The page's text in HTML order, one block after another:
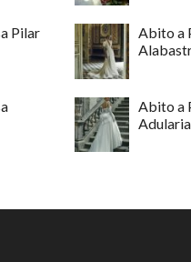
Pilar
Abito a
Abito a
Adularia